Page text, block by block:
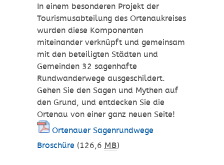
In einem besonderen Projekt der
Tourismusabteilung des Ortenaukreises
wurden diese Komponenten
miteinander verknüpft und gemeinsam
mit den beteiligten Städten und
Gemeinden 32 sagenhafte
Rundwanderwege ausgeschildert.
Gehen Sie den Sagen und Mythen auf
den Grund, und entdecken Sie die
Ortenau von einer ganz neuen Seite!
Ortenauer Sagenrundwege
Broschüre (126,6 MB)